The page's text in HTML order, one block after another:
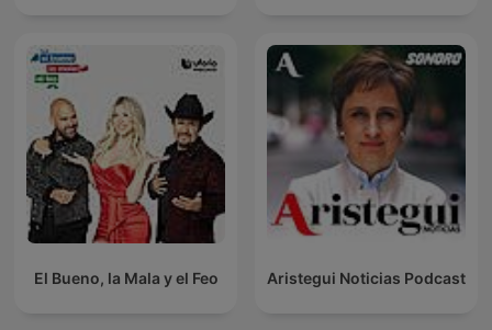
El Bueno, la Mala y el Feo Aristegui Noticias Podcast